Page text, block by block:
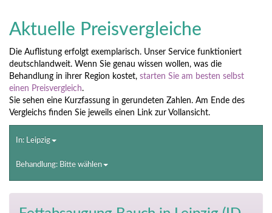
Aktuelle Preisvergleiche
Die Auflistung erfolgt exemplarisch. Unser Service funktioniert
deutschlandweit. Wenn Sie genau wissen wollen, was die
Behandlung in ihrer Region kostet, starten Sie am besten selbst
einen Preisvergleich.
Sie sehen eine Kurzfassung in gerundeten Zahlen. Am Ende des
Vergleichs finden Sie jeweils einen Link zur Vollansicht.
In: Leipzig
Behandlung: Bitte wählen